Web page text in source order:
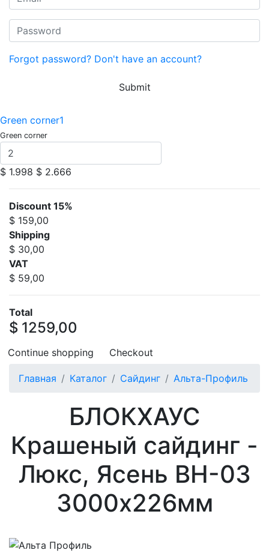
Forgot password? Don't have an account?
Submit
Green corner1
Green corner
$ 1.998 $ 2.666
Discount 15%
$ 159,00
Shipping
$ 30,00
VAT
$ 59,00
Total
$ 1259,00
Continue shopping Checkout
Главная Каталог Сайдинг Альта-Профиль
БЛОКХАУС
Крашеный сайдинг -
Люкс, Ясень ВН-03
3000х226мм